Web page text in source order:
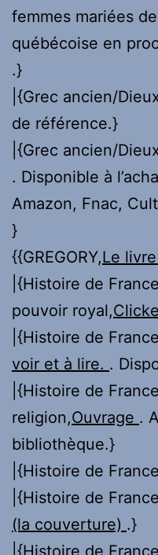
femmes mariées
québécoise en
.}
|{Grec ancien/
de référence.}
|{Grec ancien/
. Disponible à
Amazon, Fnac,
}
{{GREGORY,Le livre
|{Histoire de
pouvoir royal,
|{Histoire de
voir et à lire. .
|{Histoire de
religion,Ouvrage .
bibliothèque.}
|{Histoire de
|{Histoire de
(la couverture) .}
|{Histoire de